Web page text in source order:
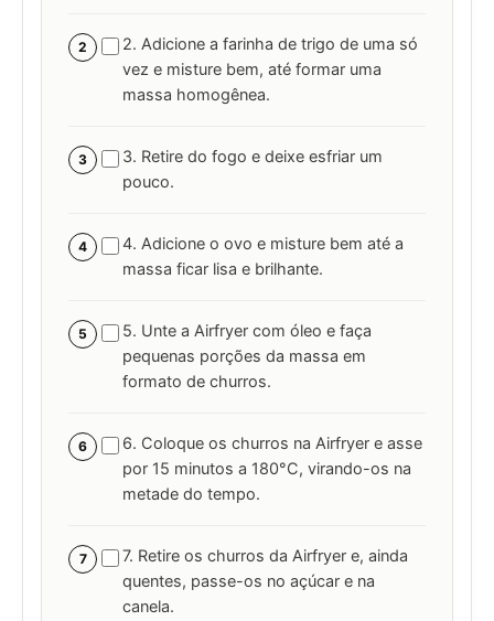
2
2. Adicione a farinha de trigo de uma só
vez e misture bem, até formar uma
massa homogênea.
3
3. Retire do fogo e deixe esfriar um
pouco.
4
4. Adicione o ovo e misture bem até a
massa ficar lisa e brilhante.
5
5. Unte a Airfryer com óleo e faça
pequenas porções da massa em
formato de churros.
6
6. Coloque os churros na Airfryer e asse
por 15 minutos a 180°C, virando-os na
metade do tempo.
7
7. Retire os churros da Airfryer e, ainda
quentes, passe-os no açúcar e na
canela.